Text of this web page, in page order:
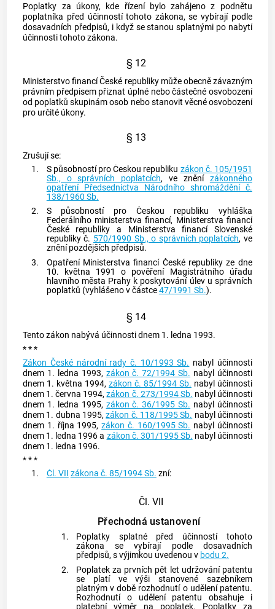
Poplatky za úkony, kde řízení bylo zahájeno z podnětu
poplatníka před účinností tohoto zákona, se vybírají podle
dosavadních předpisů, i když se stanou splatnými po nabytí
účinnosti tohoto zákona.
§ 12
Ministerstvo financí České republiky může obecně závazným
právním předpisem přiznat úplné nebo částečné osvobození
od poplatků skupinám osob nebo stanovit věcné osvobození
pro určité úkony.
§ 13
Zrušují se:
1.
S působností pro Českou republiku zákon č. 105/1951
Sb., o správních poplatcích, ve znění zákonného
opatření Předsednictva Národního shromáždění č.
138/1960 Sb.
2.
S působností pro Českou republiku vyhláška
Federálního ministerstva financí, Ministerstva financí
České republiky a Ministerstva financí Slovenské
republiky č. 570/1990 Sb., o správních poplatcích, ve
znění pozdějších předpisů.
3.
Opatření Ministerstva financí České republiky ze dne
10. května 1991 o pověření Magistrátního úřadu
hlavního města Prahy k poskytování úlev u správních
poplatků (vyhlášeno v částce47/1991 Sb.).
§ 14
Tento zákon nabývá účinnosti dnem 1. ledna 1993.
* * *
Zákon České národní rady č. 10/1993 Sb. nabyl účinnosti
dnem 1. ledna 1993, zákon č. 72/1994 Sb. nabyl účinnosti
dnem 1. května 1994,zákon č. 85/1994 Sb. nabyl účinnosti
dnem 1. června 1994,zákon č. 273/1994 Sb. nabyl účinnosti
dnem 1. ledna 1995, zákon č. 36/1995 Sb. nabyl účinnosti
dnem 1. dubna 1995,zákon č. 118/1995 Sb. nabyl účinnosti
dnem 1. října 1995,zákon č. 160/1995 Sb. nabyl účinnosti
dnem 1. ledna 1996 a zákon č. 301/1995 Sb. nabyl účinnosti
dnem 1. ledna 1996.
* * *
1.
Čl. VII zákona č. 85/1994 Sb. zní:
Čl. VII
Přechodná ustanovení
1.
Poplatky splatné před účinností tohoto
zákona se vybírají podle dosavadních
předpisů, s výjimkou uvedenou v bodu 2.
2.
Poplatek za prvních pět let udržování patentu
se platí ve výši stanovené sazebníkem
platným v době rozhodnutí o udělení patentu.
Rozhodnutí o udělení patentu obsahuje i
platební výměr na poplatek. Poplatky za